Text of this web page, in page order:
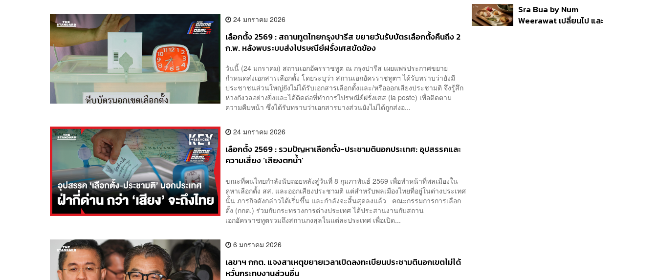
24 มกราคม 2026
เลือกตั้ง 2569 : สถานทูตไทยกรุงปารีส ขยายวันรับบัตรเลือกตั้งคืนถึง 2
ก.พ. หลังพบระบบส่งไปรษณีย์ฝรั่งเศสขัดข้อง
​วันนี้ (24 มกราคม) สถานเอกอัครราชทูต ณ กรุงปารีส เผยแพร่ประกาศขยาย
กำหนดส่งเอกสารเลือกตั้ง โดยระบุว่า สถานเอกอัครราชทูตฯ ได้รับทราบว่ายังมี
ประชาชนส่วนใหญ่ยังไม่ได้รับเอกสารเลือกตั้งและ/หรือออกเสียงประชามติ จึงรู้สึก
ห่วงกังวลอย่างยิ่งและได้ติดต่อที่ทำการไปรษณีย์ฝรั่งเศส (la poste) เพื่อติดตาม
ความคืบหน้า ซึ่งได้รับทราบว่าเอกสารบางส่วนยังไม่ได้ถูกส่งอ...
24 มกราคม 2026
เลือกตั้ง 2569 : รวมปัญหาเลือกตั้ง-ประชามตินอกประเทศ: อุปสรรคและ
ความเสี่ยง ‘เสียงตกน้ำ’
ขณะที่คนไทยกำลังนับถอยหลังสู่วันที่ 8 กุมภาพันธ์ 2569 เพื่อทำหน้าที่พลเมืองใน
คูหาเลือกตั้ง สส. และออกเสียงประชามติ แต่สำหรับพลเมืองไทยที่อยู่ในต่างประเทศ
นั้น ภารกิจดังกล่าวได้เริ่มขึ้น และกำลังจะสิ้นสุดลงแล้ว คณะกรรมการการเลือก
ตั้ง (กกต.) ร่วมกับกระทรวงการต่างประเทศ ได้ประสานงานกับสถาน
เอกอัครราชทูตรวมถึงสถานกงสุลในแต่ละประเทศ เพื่อเปิด...
6 มกราคม 2026
เลขาฯ กกต. แจงสาเหตุขยายเวลาเปิดลงทะเบียนประชามตินอกเขตไม่ได้
หวั่นกระทบงานส่วนอื่น
รถไฟฟ้า 3 สายแบบเรียล
ไทม์
Sra Bua by Num
Weerawat เปลี่ยนไป และ